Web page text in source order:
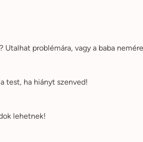
problémára, vagy a baba
test, ha hiányt szenved!
lehetnek!